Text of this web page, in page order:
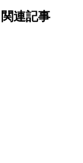
関連記事